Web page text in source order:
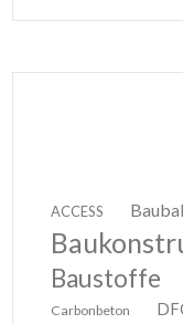
ACCESS
Baustoffe
Carbonbeton